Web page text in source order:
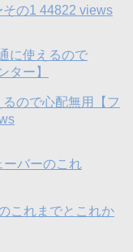
の1 44822 views
ので心配無用【フ
これまでとこれか